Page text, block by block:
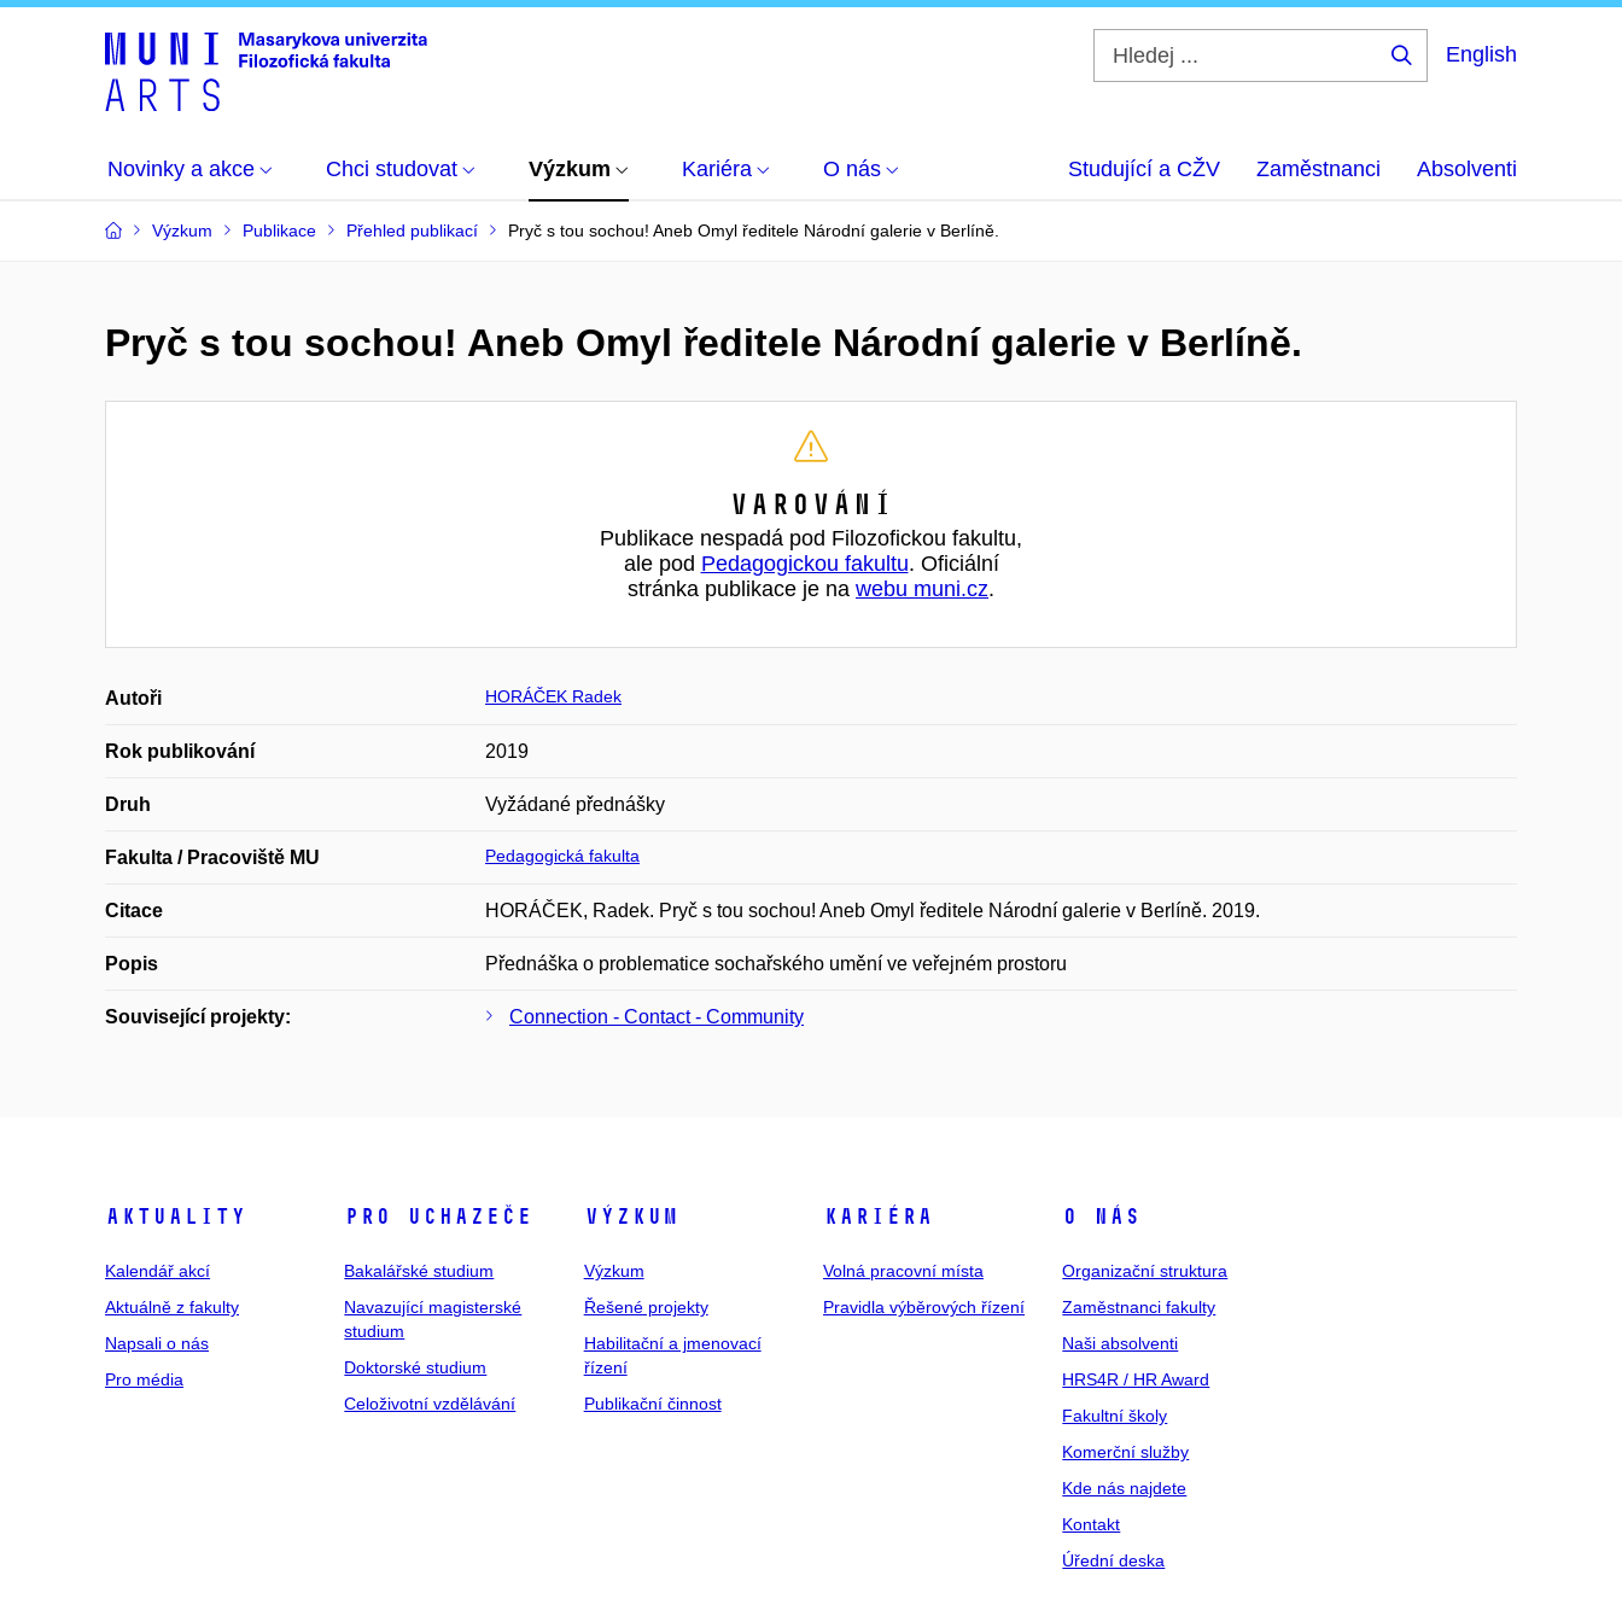
English
Novinky a akce Chci studovat Výzkum Kariéra O nás Studující a CŽV Zaměstnanci Absolventi
Výzkum Publikace Přehled publikací Pryč s tou sochou! Aneb Omyl ředitele Národní galerie v Berlíně.
Pryč s tou sochou! Aneb Omyl ředitele Národní galerie v Berlíně.
Varování
Publikace nespadá pod Filozofickou fakultu,
ale pod Pedagogickou fakultu. Oficiální
stránka publikace je na webu muni.cz.
Autoři HORÁČEK Radek
Rok publikování 2019
Druh Vyžádané přednášky
Fakulta / Pracoviště MU Pedagogická fakulta
Citace HORÁČEK, Radek. Pryč s tou sochou! Aneb Omyl ředitele Národní galerie v Berlíně. 2019.
Popis Přednáška o problematice sochařského umění ve veřejném prostoru
Související projekty: Connection - Contact - Community
Aktuality
Kalendář akcí
Aktuálně z fakulty
Napsali o nás
Pro média
Pro uchazeče
Bakalářské studium
Navazující magisterské
studium
Doktorské studium
Celoživotní vzdělávání
Výzkum
Výzkum
Řešené projekty
Habilitační a jmenovací
řízení
Publikační činnost
Kariéra
Volná pracovní místa
Pravidla výběrových řízení
O nás
Organizační struktura
Zaměstnanci fakulty
Naši absolventi
HRS4R / HR Award
Fakultní školy
Komerční služby
Kde nás najdete
Kontakt
Úřední deska